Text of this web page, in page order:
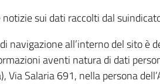
sui dati raccolti dal
all’interno del sito è
aventi natura di dati
Via Salaria 691, nella persona